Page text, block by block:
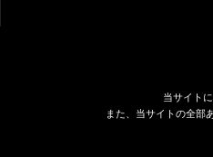
当サイト
また、当サイトの全部